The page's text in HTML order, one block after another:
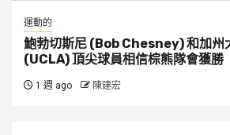
運動的
鮑勃切斯尼 (Bob Chesney) 和加州
(UCLA) 頂尖球員相信棕熊隊會獲勝
1 週 ago 陳建宏